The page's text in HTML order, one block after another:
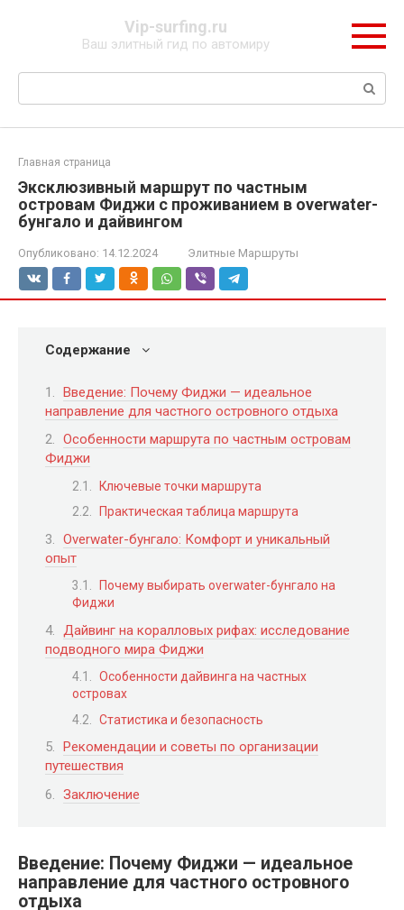
Vip-surfing.ru
Ваш элитный гид по автомиру
Поиск:
Главная страница
Эксклюзивный маршрут по частным
островам Фиджи с проживанием в overwater-
бунгало и дайвингом
Опубликовано: 14.12.2024 Элитные Маршруты
Содержание
Введение: Почему Фиджи — идеальное
направление для частного островного отдыха
Особенности маршрута по частным островам
Фиджи
Ключевые точки маршрута
Практическая таблица маршрута
Overwater-бунгало: Комфорт и уникальный
опыт
Почему выбирать overwater-бунгало на
Фиджи
Дайвинг на коралловых рифах: исследование
подводного мира Фиджи
Особенности дайвинга на частных
островах
Статистика и безопасность
Рекомендации и советы по организации
путешествия
Заключение
Введение: Почему Фиджи — идеальное
направление для частного островного
отдыха